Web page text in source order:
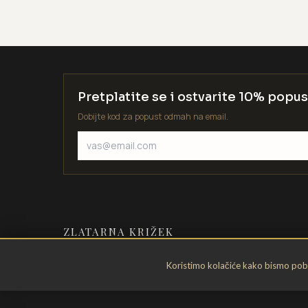
Koristimo kolačiće kako bismo
Pretplatite se i ostvarite 10%
Dobijte kod za popust odmah na email.
ZLATARNA KRIŽEK